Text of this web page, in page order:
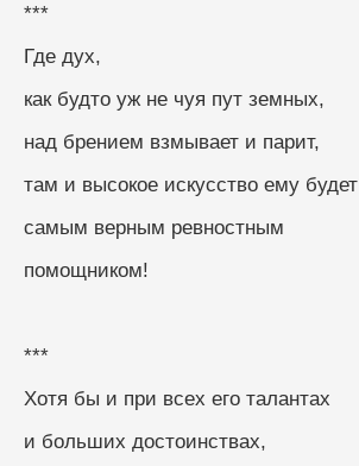
***
Где дух,
как будто уж не чуя пут земных,
над брением взмывает и парит,
там и высокое искусство ему будет
самым верным ревностным
помощником!
***
Хотя бы и при всех его талантах
и больших достоинствах,